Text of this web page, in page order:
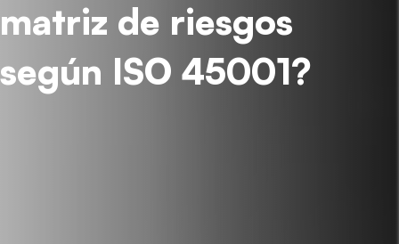
matriz de riesgos
según ISO 45001?